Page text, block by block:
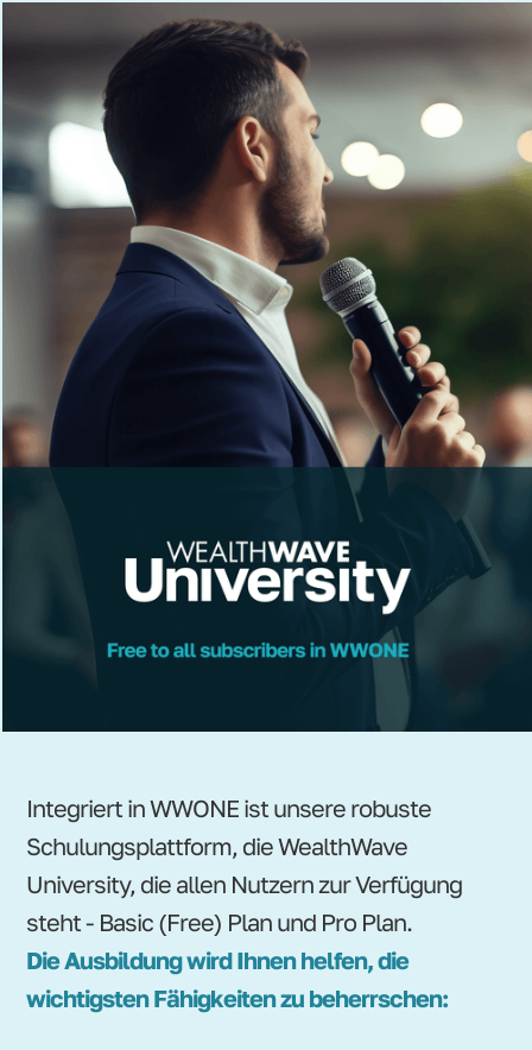
Integriert in WWONE ist unsere robuste
Schulungsplattform, die WealthWave
University, die allen Nutzern zur Verfügung
steht - Basic (Free) Plan und Pro Plan.
Die Ausbildung wird Ihnen helfen, die
wichtigsten Fähigkeiten zu beherrschen: